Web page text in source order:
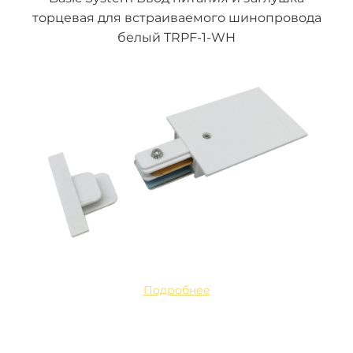
торцевая для встраиваемого шинопровода
белый TRPF-1-WH
Подробнее